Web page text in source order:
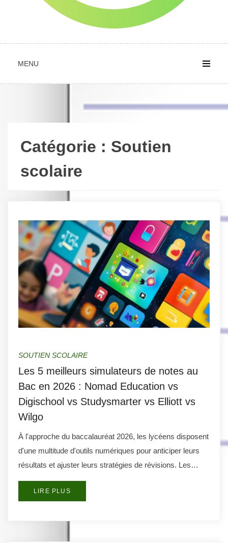
MENU
Catégorie : Soutien
scolaire
SOUTIEN SCOLAIRE
Les 5 meilleurs simulateurs de notes au
Bac en 2026 : Nomad Education vs
Digischool vs Studysmarter vs Elliott vs
Wilgo
À l'approche du baccalauréat 2026, les lycéens disposent
d'une multitude d'outils numériques pour anticiper leurs
résultats et ajuster leurs stratégies de révisions. Les…
LIRE PLUS